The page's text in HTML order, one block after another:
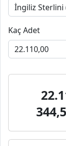
Kaç Adet